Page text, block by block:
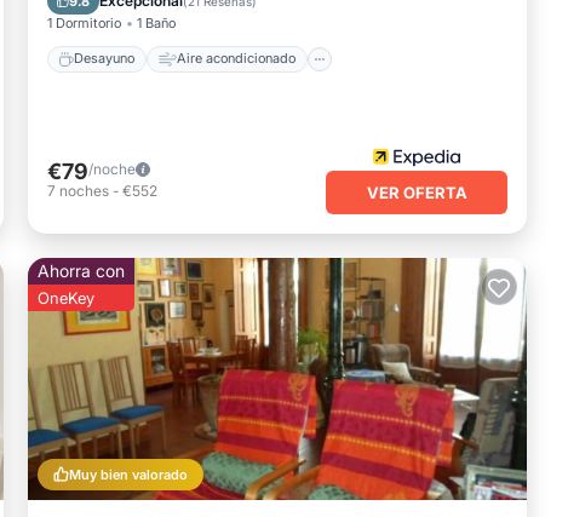
1 Dormitorio 1 Baño
Desayuno Aire acondicionado
€79/noche
7 noches - €552 VER OFERTA
Muy bien valorado
Ahorra con
OneKey